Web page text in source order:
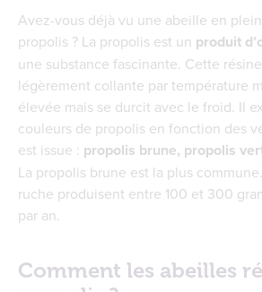
Avez-vous déjà vu une abeille en
propolis ? La propolis est un produit
une substance fascinante. Cette
légèrement collante par température
élevée mais se durcit avec le froid. Il
couleurs de propolis en fonction des
est issue : propolis brune, propolis
La propolis brune est la plus
ruche produisent entre 100 et 300
par an.
Comment les abeilles